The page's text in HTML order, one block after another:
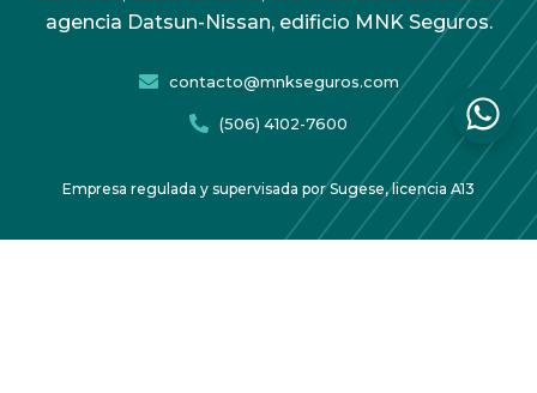
agencia Datsun-Nissan, edificio MNK Seguros.
contacto@mnkseguros.com
(506) 4102-7600
Empresa regulada y supervisada por Sugese, licencia A13